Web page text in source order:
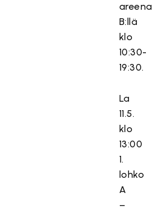
areena
B:llä
klo
10:30-
19:30.
La
11.5.
klo
13:00
1.
lohko
A